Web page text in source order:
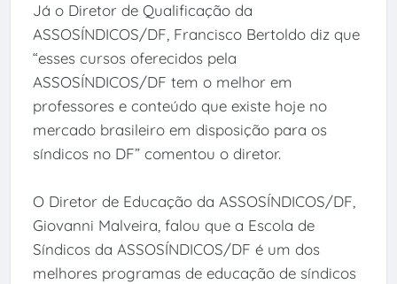
Já o Diretor de Qualificação da
ASSOSÍNDICOS/DF, Francisco Bertoldo diz que
“esses cursos oferecidos pela
ASSOSÍNDICOS/DF tem o melhor em
professores e conteúdo que existe hoje no
mercado brasileiro em disposição para os
síndicos no DF” comentou o diretor.
O Diretor de Educação da ASSOSÍNDICOS/DF,
Giovanni Malveira, falou que a Escola de
Síndicos da ASSOSÍNDICOS/DF é um dos
melhores programas de educação de síndicos